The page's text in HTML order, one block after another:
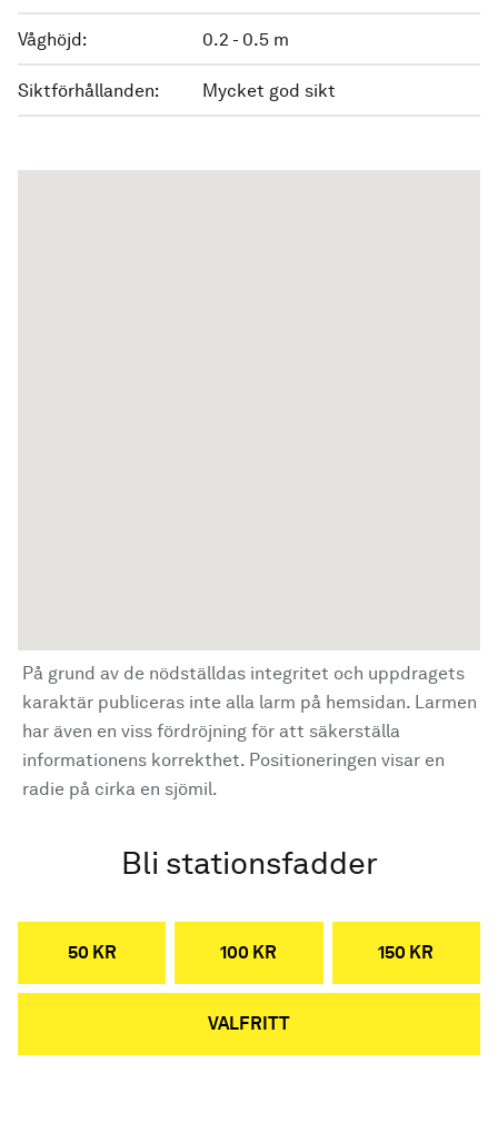
Våghöjd: 0.2 - 0.5 m
Siktförhållanden: Mycket god sikt
På grund av de nödställdas integritet och uppdragets
karaktär publiceras inte alla larm på hemsidan. Larmen
har även en viss fördröjning för att säkerställa
informationens korrekthet. Positioneringen visar en
radie på cirka en sjömil.
Bli stationsfadder
50 KR 100 KR 150 KR
VALFRITT